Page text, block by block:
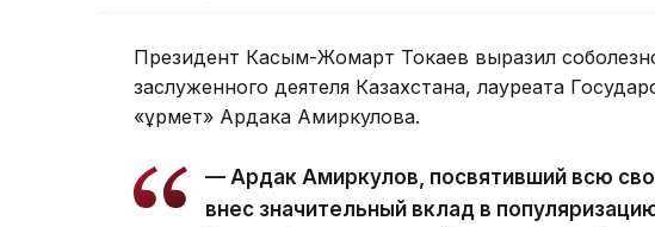
Президент Касым-Жомарт Токаев выразил
заслуженного деятеля Казахстана, лауреата
«Құрмет» Ардака Амиркулова.
— Ардак Амиркулов, посвятивший всю
внес значительный вклад в